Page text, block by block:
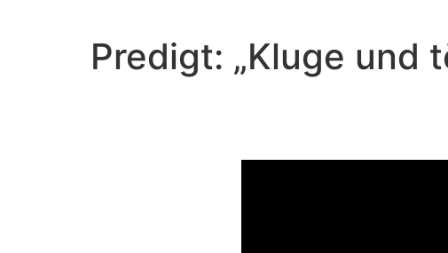
Predigt: „Kluge und
Video-Player